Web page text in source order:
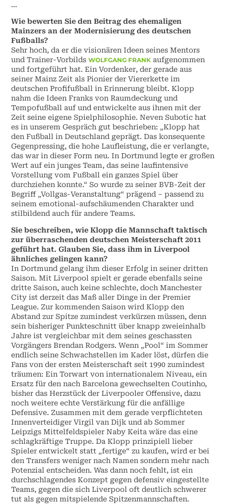
…
Wie bewerten Sie den Beitrag des ehemaligen
Mainzers an der Modernisierung des deutschen
Fußballs?
Sehr hoch, da er die visionären Ideen seines Mentors
und Trainer-VorbildsWOLFGANG FRANK aufgenommen
und fortgeführt hat. Ein Vordenker, der gerade aus
seiner Mainz Zeit als Pionier der Viererkette im
deutschen Profifußball in Erinnerung bleibt. Klopp
nahm die Ideen Franks von Raumdeckung und
Tempofußball auf und entwickelte aus ihnen mit der
Zeit seine eigene Spielphilosophie. Neven Subotic hat
es in unserem Gespräch gut beschrieben: „Klopp hat
den Fußball in Deutschland geprägt. Das konsequente
Gegenpressing, die hohe Laufleistung, die er verlangte,
das war in dieser Form neu. In Dortmund legte er großen
Wert auf ein junges Team, das seine laufintensive
Vorstellung vom Fußball ein ganzes Spiel über
durchziehen konnte.“ So wurde zu seiner BVB-Zeit der
Begriff „Vollgas-Veranstaltung“ prägend – passend zu
seinem emotional-aufschäumenden Charakter und
stilbildend auch für andere Teams.
Sie beschreiben, wie Klopp die Mannschaft taktisch
zur überraschenden deutschen Meisterschaft 2011
geführt hat. Glauben Sie, dass ihm in Liverpool
ähnliches gelingen kann?
In Dortmund gelang ihm dieser Erfolg in seiner dritten
Saison. Mit Liverpool spielt er gerade ebenfalls seine
dritte Saison, auch keine schlechte, doch Manchester
City ist derzeit das Maß aller Dinge in der Premier
League. Zur kommenden Saison wird Klopp den
Abstand zur Spitze zumindest verkürzen müssen, denn
sein bisheriger Punkteschnitt über knapp zweieinhalb
Jahre ist vergleichbar mit dem seines geschassten
Vorgängers Brendan Rodgers. Wenn „Pool“ im Sommer
endlich seine Schwachstellen im Kader löst, dürfen die
Fans von der ersten Meisterschaft seit 1990 zumindest
träumen: Ein Torwart von internationalem Niveau, ein
Ersatz für den nach Barcelona gewechselten Coutinho,
bisher das Herzstück der Liverpooler Offensive, dazu
noch weitere echte Verstärkung für die anfällige
Defensive. Zusammen mit dem gerade verpflichteten
Innenverteidiger Virgil van Dijk und ab Sommer
Leipzigs Mittelfeldspieler Naby Keita wäre das eine
schlagkräftige Truppe. Da Klopp prinzipiell lieber
Spieler entwickelt statt „fertige“ zu kaufen, wird er bei
den Transfers weniger nach Namen sondern mehr nach
Potenzial entscheiden. Was dann noch fehlt, ist ein
durchschlagendes Konzept gegen defensiv eingestellte
Teams, gegen die sich Liverpool oft deutlich schwerer
tut als gegen mitspielende Spitzenmannschaften.